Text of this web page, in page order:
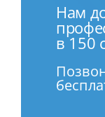
Нам
в 150